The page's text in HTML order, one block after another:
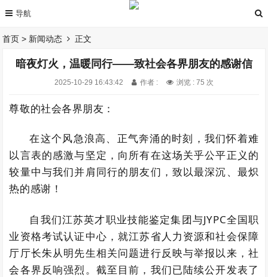
首页 > 新闻动态 正文
暗夜灯火，温暖同行——致社会各界朋友的感谢信
2025-10-29 16:43:42 作者 : 浏览 : 75 次
尊敬的社会各界朋友：
在这个风急浪高、正气奔涌的时刻，我们怀着难
以言表的感激与坚定，向所有在这场关乎公平正义的
较量中与我们并肩同行的朋友们，致以最深沉、最炽
热的感谢！
自我们江苏英才职业技能鉴定集团与JYPC全国职
业资格考试认证中心，就江苏省人力资源和社会保障
厅厅长朱从明先生相关问题进行反映与举报以来，社
会各界反响强烈。截至目前，我们已陆续公开发表了